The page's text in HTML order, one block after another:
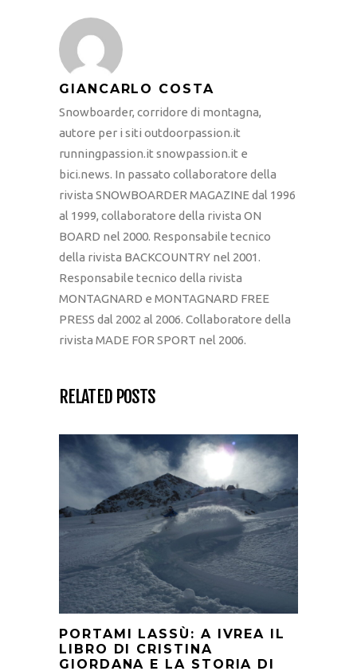
GIANCARLO COSTA
Snowboarder, corridore di montagna,
autore per i siti outdoorpassion.it
runningpassion.it snowpassion.it e
bici.news. In passato collaboratore della
rivista SNOWBOARDER MAGAZINE dal 1996
al 1999, collaboratore della rivista ON
BOARD nel 2000. Responsabile tecnico
della rivista BACKCOUNTRY nel 2001.
Responsabile tecnico della rivista
MONTAGNARD e MONTAGNARD FREE
PRESS dal 2002 al 2006. Collaboratore della
rivista MADE FOR SPORT nel 2006.
RELATED POSTS
PORTAMI LASSÙ: A IVREA IL
LIBRO DI CRISTINA
GIORDANA E LA STORIA DI